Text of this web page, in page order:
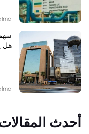
هل يبدأ
أحدث المقالات